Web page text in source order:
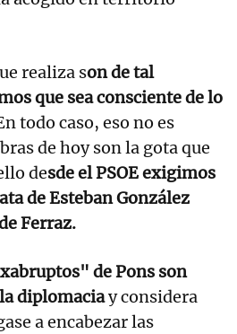
realiza son de tal
que sea consciente de lo
todo caso, eso no es
de hoy son la gota que
desde el PSOE exigimos
de Esteban González
Ferraz.
de Pons son
diplomaciay considera
a encabezar las